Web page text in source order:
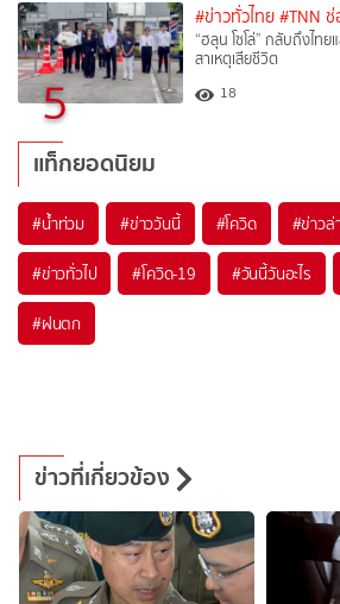
5
#ข่าวทั่วไทย #TNN
“ฮลุน โซโล่” กลับถึงไท
สาเหตุเสียชีวิต
18
แท็กยอดนิยม
#น้ำท่วม #ข่าววันนี้ #โควิด #ข่าวล่
#ข่าวทั่วไป #โควิด-19 #วันนี้วันอะไร
#ฝนตก
ข่าวที่เกี่ยวข้อง